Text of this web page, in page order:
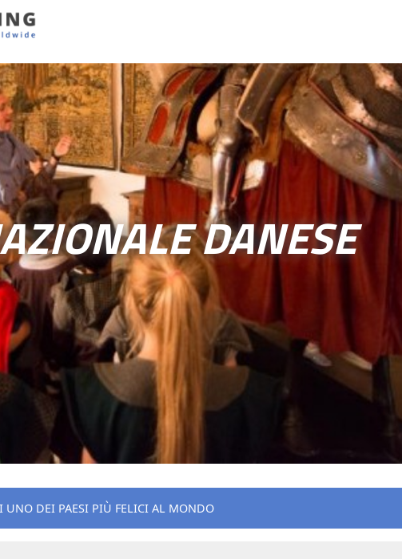
DANESE
UNO DEI PAESI PIÙ FELICI AL MONDO